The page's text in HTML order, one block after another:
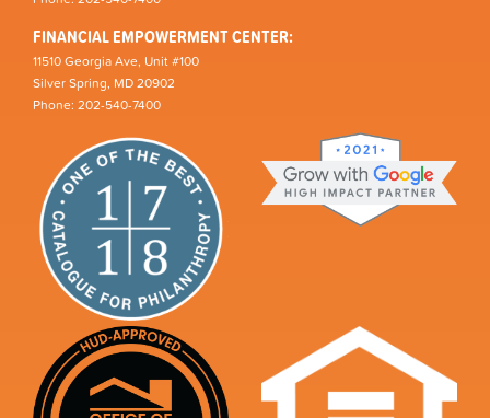
FINANCIAL EMPOWERMENT CENTER:
11510 Georgia Ave, Unit #100
Silver Spring, MD 20902
Phone: 202-540-7400